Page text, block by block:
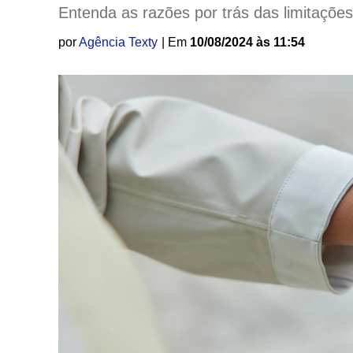
Entenda as razões por trás das
porAgência Texty | Em 10/08/2024 às 11:54